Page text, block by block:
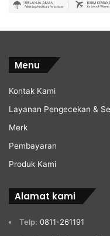
Menu
Kontak Kami
Layanan Pengecekan &
Merk
Pembayaran
Produk Kami
Alamat kami
Telp: 0811-261191